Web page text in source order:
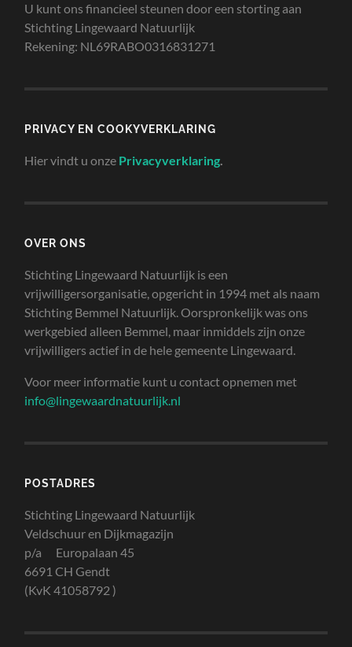
U kunt ons financieel steunen door een storting aan
Stichting Lingewaard Natuurlijk
Rekening: NL69RABO0316831271
PRIVACY EN COOKYVERKLARING
Hier vindt u onze Privacyverklaring.
OVER ONS
Stichting Lingewaard Natuurlijk is een
vrijwilligersorganisatie, opgericht in 1994 met als naam
Stichting Bemmel Natuurlijk. Oorspronkelijk was ons
werkgebied alleen Bemmel, maar inmiddels zijn onze
vrijwilligers actief in de hele gemeente Lingewaard.
Voor meer informatie kunt u contact opnemen met
info@lingewaardnatuurlijk.nl
POSTADRES
Stichting Lingewaard Natuurlijk
Veldschuur en Dijkmagazijn
p/a Europalaan 45
6691 CH Gendt
(KvK 41058792 )